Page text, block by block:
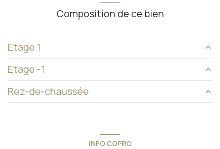
Composition de ce bien
Etage 1
placard
dégagement
1,50 m²
Etage -1
cave
Rez-de-chaussée
INFO COPRO